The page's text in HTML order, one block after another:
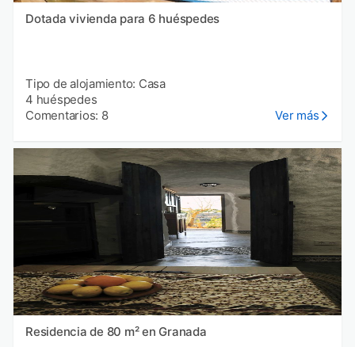
Dotada vivienda para 6 huéspedes
Tipo de alojamiento: Casa
4 huéspedes
Comentarios: 8
Ver más
Residencia de 80 m² en Granada